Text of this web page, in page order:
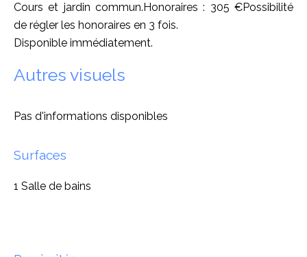
Cours et jardin commun.Honoraires : 305 €Possibilité
de régler les honoraires en 3 fois.
Disponible immédiatement.
Autres visuels
Pas d'informations disponibles
Surfaces
1 Salle de bains